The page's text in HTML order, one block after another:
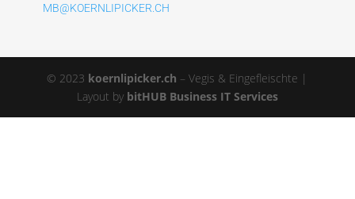
MB@KOERNLIPICKER.CH
© 2023 koernlipicker.ch – Vegis & Eingefleischte |
Layout by bitHUB Business IT Services